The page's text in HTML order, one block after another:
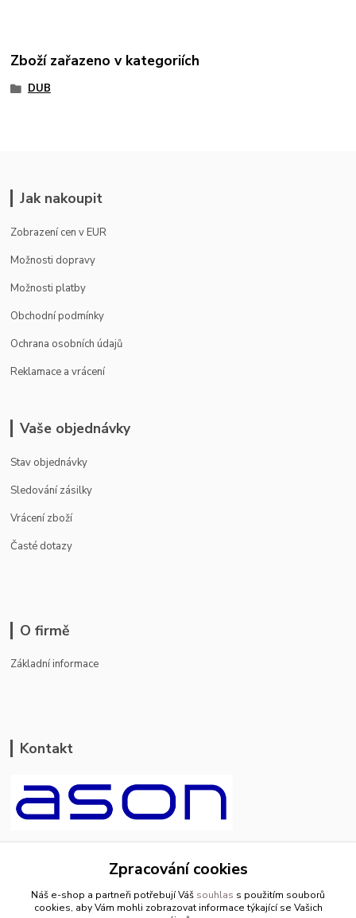
Zboží zařazeno v kategoriích
DUB
Jak nakoupit
Zobrazení cen v EUR
Možnosti dopravy
Možnosti platby
Obchodní podmínky
Ochrana osobních údajů
Reklamace a vrácení
Vaše objednávky
Stav objednávky
Sledování zásilky
Vrácení zboží
Časté dotazy
O firmě
Základní informace
Kontakt
+420 799 500 769
pracovní dny 8-11hod.,13-15hod.
Zpracování cookies
Náš e-shop a partneři potřebují Váš souhlas s použitím souborů
cookies, aby Vám mohli zobrazovat informace týkající se Vašich